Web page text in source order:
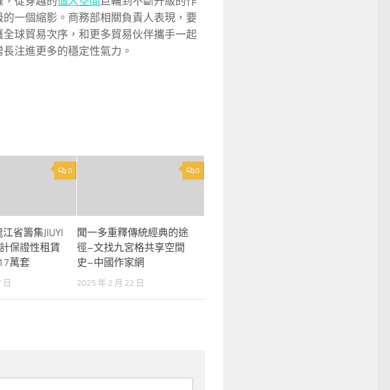
一個縮影。商務部相關負責人表現，要
球貿易次序，和更多貿易伙伴攜手一起
長注進更多的穩定性氣力。
0
省籌集JIUYI
保證性租賃
萬套
日
0
聞一多重釋傳統經典的途
徑–文找九宮格共享空間
史–中國作家網
2025 年 2 月 22 日